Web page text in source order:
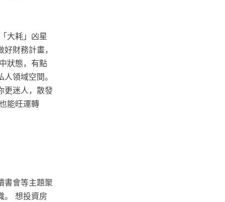
大耗」凶星
財務計畫，
狀態，有點
領域空間。
更迷人，散發
能旺運轉
書會等主題聚
。 想投資房